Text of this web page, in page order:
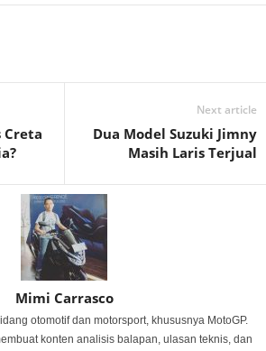
Creta
Next article
Dua Model Suzuki Jimny
Masih Laris Terjual
Mimi Carrasco
otomotif dan motorsport, khususnya MotoGP.
konten analisis balapan, ulasan teknis, dan